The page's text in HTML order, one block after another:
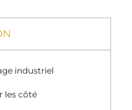
industriel
les côté